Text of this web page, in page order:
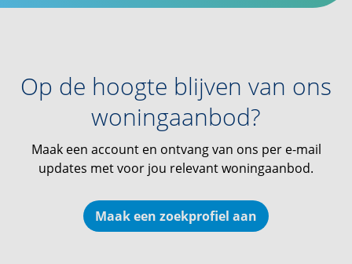
Op de hoogte blijven van ons
woningaanbod?
Maak een account en ontvang van ons per e-mail
updates met voor jou relevant woningaanbod.
Maak een zoekprofiel aan